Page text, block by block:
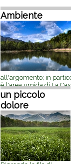
Ambiente
all'argomento; in
è l'area umida di La
completamente
maggio 2014, 20:25
un piccolo
dolore